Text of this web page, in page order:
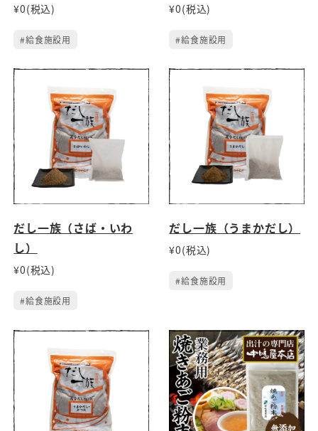
¥0(税込)
#給食施設用
¥0(税込)
#給食施設用
だし一族（さば・いわ
し）
¥0(税込)
#給食施設用
だし一族（うまかだし）
¥0(税込)
#給食施設用